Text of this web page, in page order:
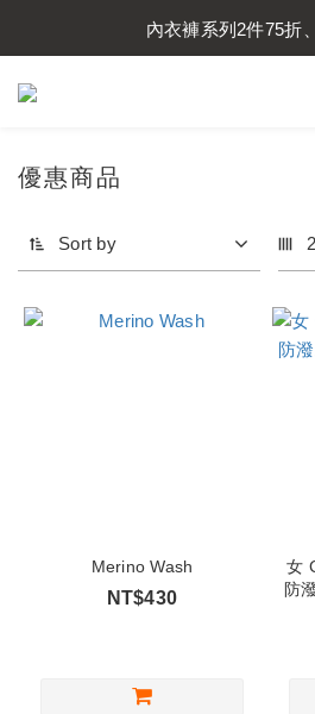
內衣褲系列2件75折
內衣褲系列2件75折
襪子系列2件75折
優惠商品
Sort by
Merino Wash
NT$430
女
防